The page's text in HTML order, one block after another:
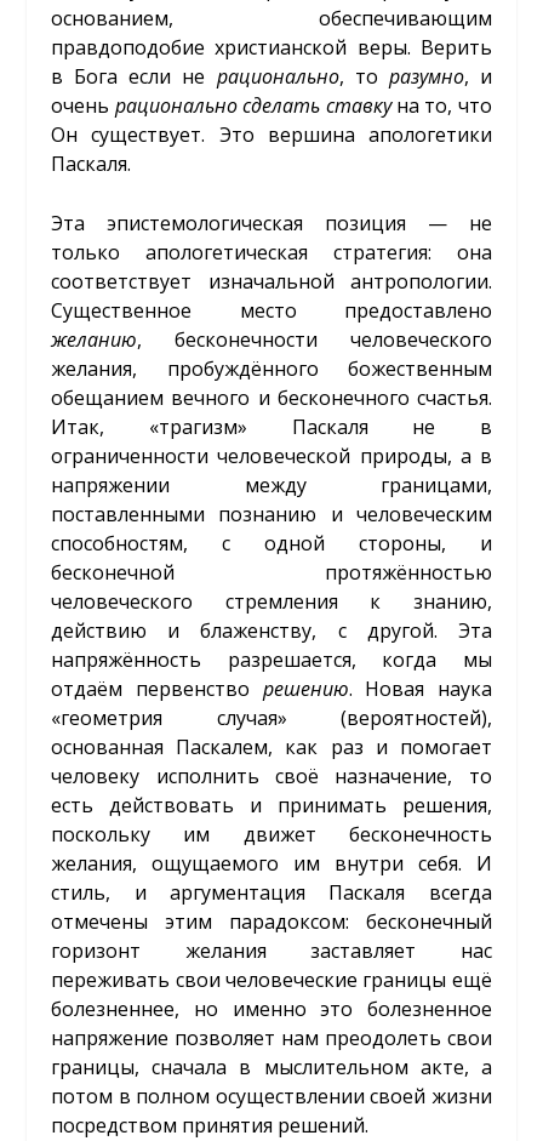
основанием, обеспечивающим
правдоподобие христианской веры. Верить
в Бога если не рационально, то разумно, и
очень рационально сделать ставкуна то, что
Он существует. Это вершина апологетики
Паскаля.
Эта эпистемологическая позиция — не
только апологетическая стратегия: она
соответствует изначальной антропологии.
Существенное место предоставлено
желанию, бесконечности человеческого
желания, пробуждённого божественным
обещанием вечного и бесконечного счастья.
Итак, «трагизм» Паскаля не в
ограниченности человеческой природы, а в
напряжении между границами,
поставленными познанию и человеческим
способностям, с одной стороны, и
бесконечной протяжённостью
человеческого стремления к знанию,
действию и блаженству, с другой. Эта
напряжённость разрешается, когда мы
отдаём первенство решению. Новая наука
«геометрия случая» (вероятностей),
основанная Паскалем, как раз и помогает
человеку исполнить своё назначение, то
есть действовать и принимать решения,
поскольку им движет бесконечность
желания, ощущаемого им внутри себя. И
стиль, и аргументация Паскаля всегда
отмечены этим парадоксом: бесконечный
горизонт желания заставляет нас
переживать свои человеческие границы ещё
болезненнее, но именно это болезненное
напряжение позволяет нам преодолеть свои
границы, сначала в мыслительном акте, а
потом в полном осуществлении своей жизни
посредством принятия решений.